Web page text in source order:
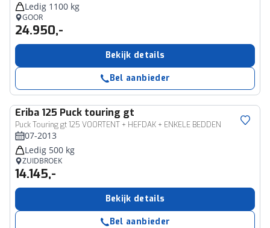
Ledig 1100 kg
GOOR
24.950,-
Bekijk details
Bel aanbieder
Eriba 125 Puck touring gt
Puck Touring gt 125 VOORTENT + HEFDAK + ENKELE BEDDEN
07-2013
Ledig 500 kg
ZUIDBROEK
14.145,-
Bekijk details
Bel aanbieder